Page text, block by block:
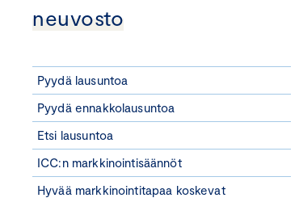
neuvosto
Pyydä lausuntoa
Pyydä ennakkolausuntoa
Etsi lausuntoa
ICC:n markkinointisäännöt
Hyvää markkinointitapaa koskevat